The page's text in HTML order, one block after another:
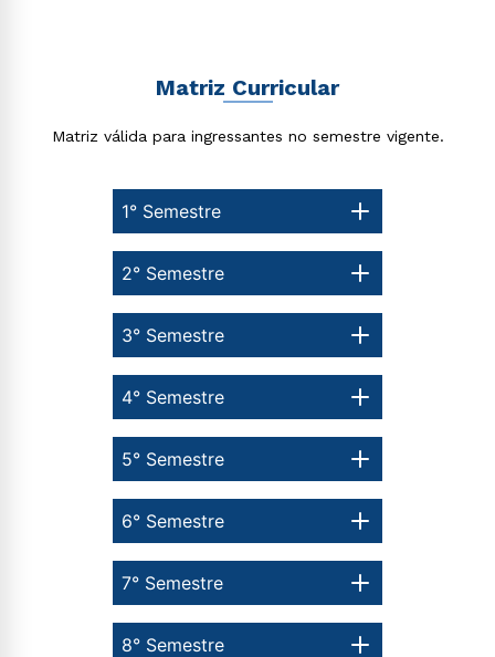
Matriz Curricular
Matriz válida para ingressantes no semestre vigente.
1° Semestre
8° Semestre
7° Semestre
6° Semestre
5° Semestre
4° Semestre
3° Semestre
2° Semestre